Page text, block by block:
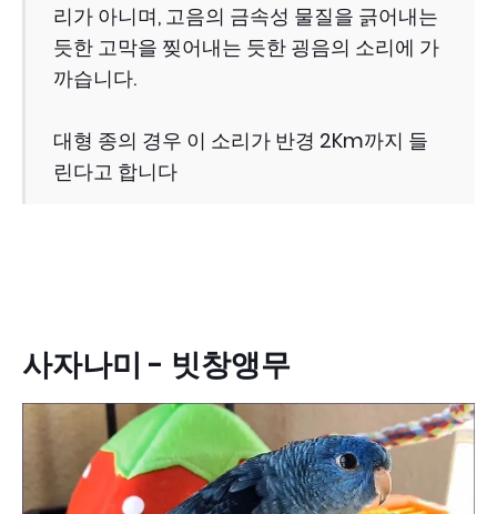
리가 아니며, 고음의 금속성 물질을 긁어내는
듯한 고막을 찢어내는 듯한 굉음의 소리에 가
까습니다.
대형 종의 경우 이 소리가 반경 2Km까지 들
린다고 합니다
사자나미 - 빗창앵무